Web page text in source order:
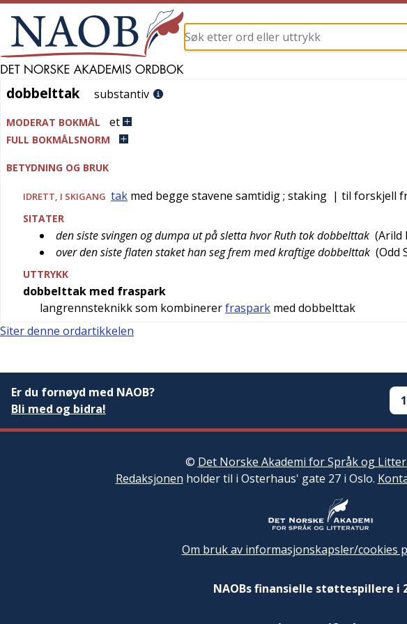
dobbelttak
dobbelttak substantiv
MODERAT BOKMÅL et
FULL BOKMÅLSNORM
BETYDNING OG BRUK
IDRETT , I SKIGANG tak med begge stavene samtidig; staking | til forskjell
SITATER
den siste svingen og dumpa ut på sletta hvor Ruth tok dobbelttak (Arild
over den siste flaten staket han seg frem med kraftige dobbelttak (Odd
UTTRYKK
dobbelttak med fraspark
langrennsteknikk som kombinererfraspark med dobbelttak
Siter denne ordartikkelen
Er du fornøyd med NAOB?
Bli med og bidra!
© Det Norske Akademi for Språk og
Redaksjonen holder til i Osterhaus' gate 27 i Oslo.
Om bruk av informasjonskapsler/cookies
NAOBs finansielle støttespillere i